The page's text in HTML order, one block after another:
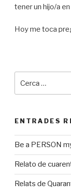
tener un hijo/a
Hoy me toca
ENTRADES
Be a PERSON
Relato de
Relats de